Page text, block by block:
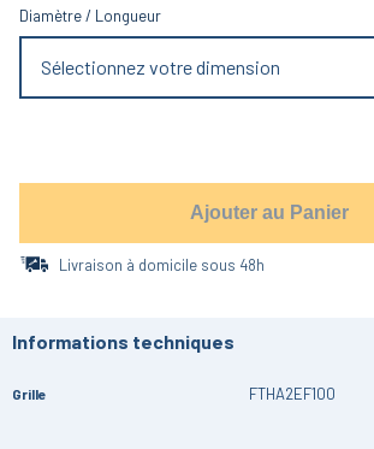
Diamètre/ Longueur
Sélectionnez votre dimension
Ajouter au Panier
Livraison à domicile sous 48h
Informations techniques
Grille FTHA2EF100